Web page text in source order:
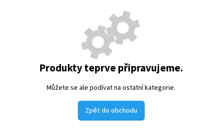
Produkty teprve připravujeme.
Můžete se ale podívat na ostatní kategorie.
Zpět do obchodu